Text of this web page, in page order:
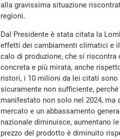
alla gravissima situazione
regioni.
Dal Presidente è stata citata la
effetti dei cambiamenti climatici e
calo di produzione, che si riscontra
concreta e più mirata, anche
ristori, i 10 milioni da lei citati sono
sicuramente non sufficiente,
manifestato non solo nel 2024, ma
mercato e un abbassamento
nazionale diminuisce, aumentano
prezzo del prodotto è diminuito